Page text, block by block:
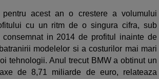
pentru acest an o crestere a volumului
cu un ritm de o singura cifra, sub
in 2014 de profitul inainte de
modelelor si a costurilor mai mari
tehnologii. Anul trecut BMW a obtinut un
de 8,71 miliarde de euro, relateaza